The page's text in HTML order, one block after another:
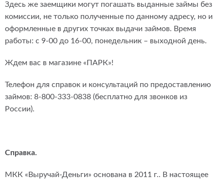
Здесь же заемщики могут погашать выданные займы без
комиссии, не только полученные по данному адресу, но и
оформленные в других точках выдачи займов. Время
работы: с 9-00 до 16-00, понедельник – выходной день.
Ждем вас в магазине «ПАРК»!
Телефон для справок и консультаций по предоставлению
займов: 8-800-333-0838 (бесплатно для звонков из
России).
Справка.
МКК «Выручай-Деньги» основана в 2011 г.. В настоящее